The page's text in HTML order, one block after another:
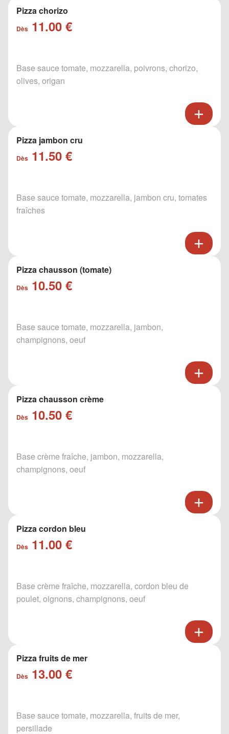
Pizza chorizo
Dès 11.00 €
Base sauce tomate, mozzarella, poivrons, chorizo,
olives, origan
Pizza jambon cru
Dès 11.50 €
Base sauce tomate, mozzarella, jambon cru, tomates
fraîches
Pizza chausson (tomate)
Dès 10.50 €
Base sauce tomate, mozzarella, jambon,
champignons, oeuf
Pizza chausson crème
Dès 10.50 €
Base crème fraîche, jambon, mozzarella,
champignons, oeuf
Pizza cordon bleu
Dès 11.00 €
Base crème fraîche, mozzarella, cordon bleu de
poulet, oignons, champignons, oeuf
Pizza fruits de mer
Dès 13.00 €
Base sauce tomate, mozzarella, fruits de mer,
persillade